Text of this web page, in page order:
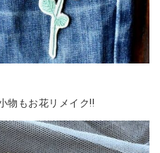
物もお花リメイク!!